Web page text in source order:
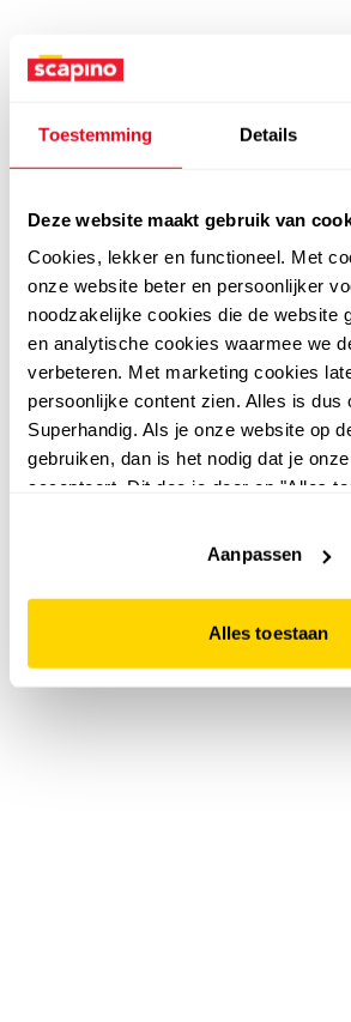
Toestemming Details
Deze website maakt gebruik van
Cookies, lekker en functioneel. Met
onze website beter en persoonlijker
noodzakelijke cookies die de website
en analytische cookies waarmee we
verbeteren. Met marketing cookies
persoonlijke content zien. Alles is dus
Superhandig. Als je onze website op
gebruiken, dan is het nodig dat je
accepteert. Dit doe je door op "Alles
website niet optimaal functioneert.
Aanpassen
Alles toestaan